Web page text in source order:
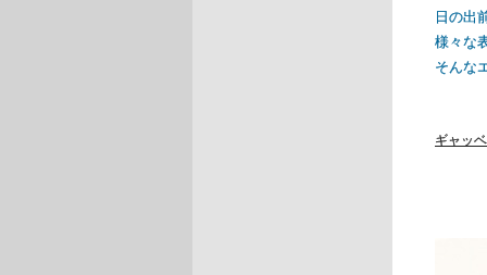
日の出
様々な
そんな
ギャッベ